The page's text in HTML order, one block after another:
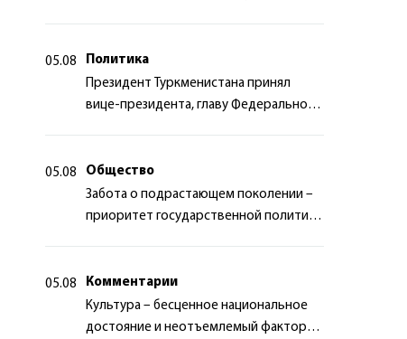
05.08
Политика
Президент Туркменистана принял
вице-президента, главу Федерального
05.08
Общество
Забота о подрастающем поколении –
приоритет государственной политики
05.08
Комментарии
Культура – бесценное национальное
достояние и неотъемлемый фактор